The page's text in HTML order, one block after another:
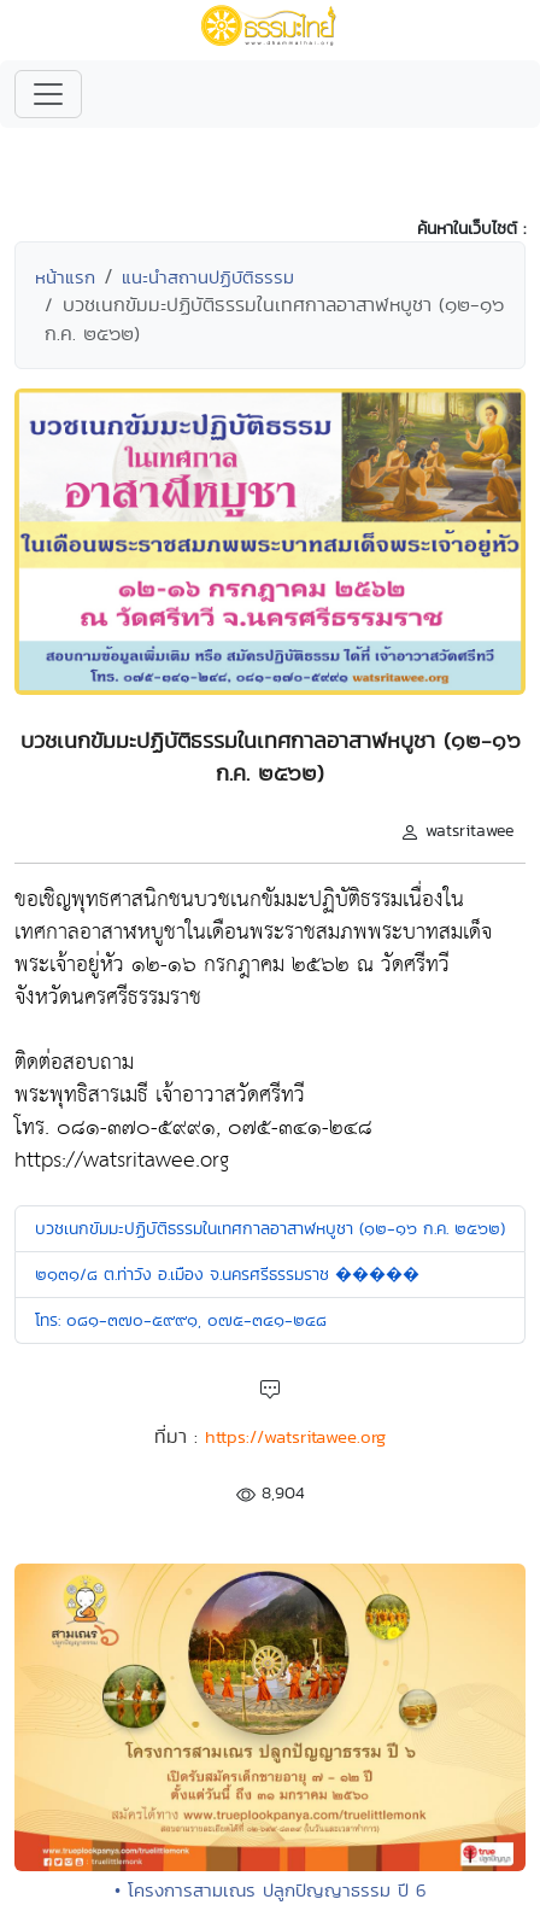
ค้นหาในเว็บไซต์ :
หน้าแรก แนะนำสถานปฏิบัติธรรม
บวชเนกขัมมะปฏิบัติธรรมในเทศกาลอาสาฬหบูชา (๑๒-๑๖
ก.ค. ๒๕๖๒)
บวชเนกขัมมะปฏิบัติธรรมในเทศกาลอาสาฬหบูชา (๑๒-๑๖
ก.ค. ๒๕๖๒)
watsritawee
ขอเชิญพุทธศาสนิกชนบวชเนกขัมมะปฏิบัติธรรมเนื่องใน
เทศกาลอาสาฬหบูชาในเดือนพระราชสมภพพระบาทสมเด็จ
พระเจ้าอยู่หัว ๑๒-๑๖ กรกฎาคม ๒๕๖๒ ณ วัดศรีทวี
จังหวัดนครศรีธรรมราช
ติดต่อสอบถาม
พระพุทธิสารเมธี เจ้าอาวาสวัดศรีทวี
โทร. ๐๘๑-๓๗๐-๕๙๙๑, ๐๗๕-๓๔๑-๒๔๘
https://watsritawee.org
บวชเนกขัมมะปฏิบัติธรรมในเทศกาลอาสาฬหบูชา (๑๒-๑๖ ก.ค. ๒๕๖๒)
๒๑๓๑/๘ ต.ท่าวัง อ.เมือง จ.นครศรีธรรมราช �����
โทร: ๐๘๑-๓๗๐-๕๙๙๑, ๐๗๕-๓๔๑-๒๔๘
ที่มา : https://watsritawee.org
8,904
• โครงการสามเณร ปลูกปัญญาธรรม ปี 6